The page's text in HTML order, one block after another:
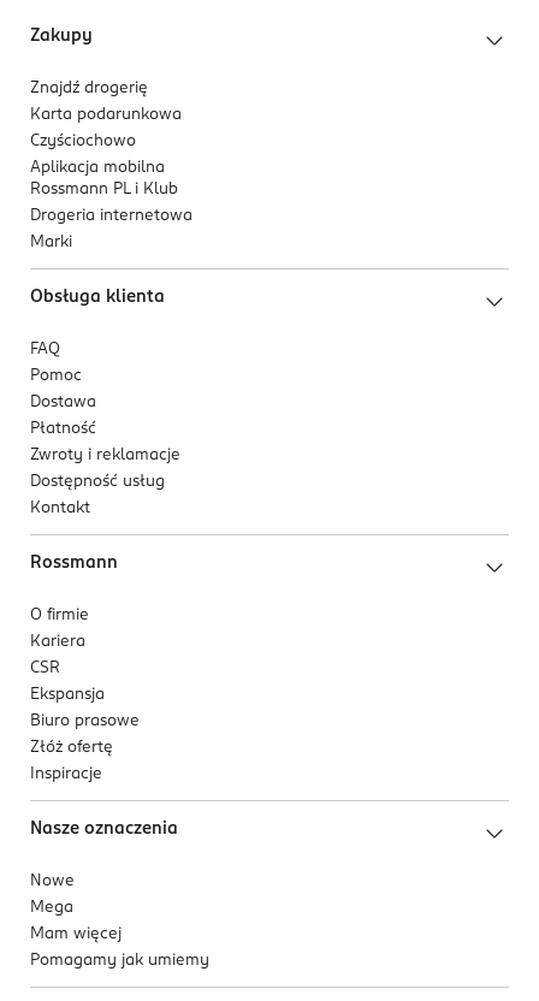
Zakupy
Znajdź drogerię
Karta podarunkowa
Czyściochowo
Aplikacja mobilna
Rossmann PL i Klub
Drogeria internetowa
Marki
Obsługa klienta
FAQ
Pomoc
Dostawa
Płatność
Zwroty i reklamacje
Dostępność usług
Kontakt
Rossmann
O firmie
Kariera
CSR
Ekspansja
Biuro prasowe
Złóż ofertę
Inspiracje
Nasze oznaczenia
Nowe
Mega
Mam więcej
Pomagamy jak umiemy